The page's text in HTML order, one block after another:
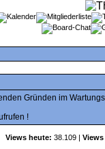
Gründen im
!
Views heute: 38.109 |